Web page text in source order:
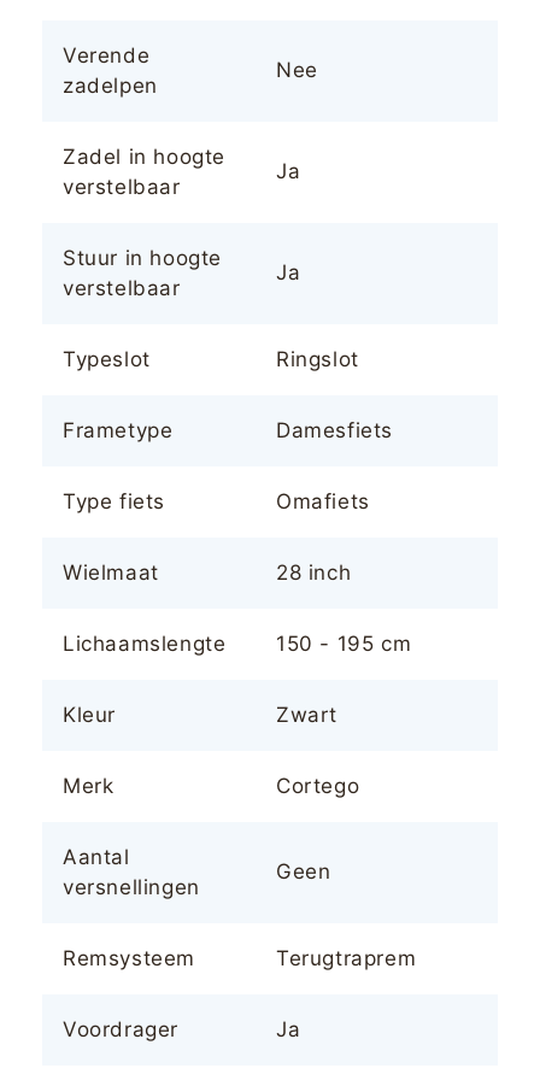
Verende
zadelpen
Nee
Zadel in hoogte
verstelbaar
Ja
Stuur in hoogte
verstelbaar
Ja
Typeslot Ringslot
Frametype Damesfiets
Type fiets Omafiets
Wielmaat 28 inch
Lichaamslengte 150 - 195 cm
Kleur Zwart
Merk Cortego
Aantal
versnellingen
Geen
Remsysteem Terugtraprem
Voordrager Ja